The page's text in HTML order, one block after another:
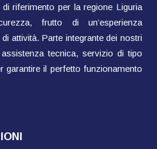
riferimento per la regione Liguria
frutto di un’esperienza
attività. Parte integrante dei nostri
tecnica, servizio di tipo
garantire il perfetto funzionamento